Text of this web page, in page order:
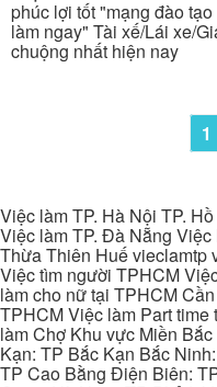
phúc lợi tốt "mạng đào
làm ngay" Tài xế/Lái xe/
chuộng nhất hiện nay
1
Việc làm TP. Hà Nội TP.
Việc làm TP. Đà Nẵng Việc
Thừa Thiên Huế vieclamtp
Việc tìm người TPHCM
làm cho nữ tại TPHCM
TPHCM Việc làm Part
làm Chợ Khu vực Miền
Kạn: TP Bắc Kạn Bắc
TP Cao Bằng Điện Biên: